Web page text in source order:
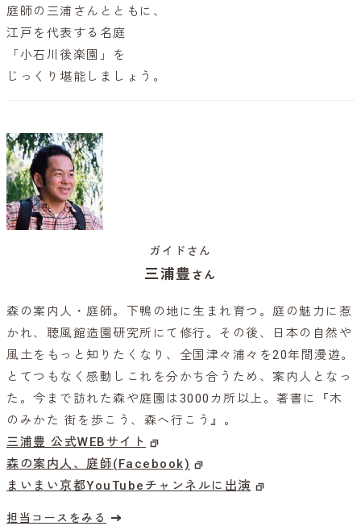
庭師の三浦さんとともに、
江戸を代表する名庭
「小石川後楽園」を
じっくり堪能しましょう。
ガイドさん
三浦豊 さん
森の案内人・庭師。下鴨の地に生まれ育つ。庭の魅力に惹
かれ、聴風館造園研究所にて修行。その後、日本の自然や
風土をもっと知りたくなり、全国津々浦々を20年間漫遊。
とてつもなく感動しこれを分かち合うため、案内人となっ
た。今まで訪れた森や庭園は3000カ所以上。著書に『木
のみかた 街を歩こう、森へ行こう』。
三浦豊 公式WEBサイト
森の案内人、庭師(Facebook)
まいまい京都YouTubeチャンネルに出演
担当コースをみる